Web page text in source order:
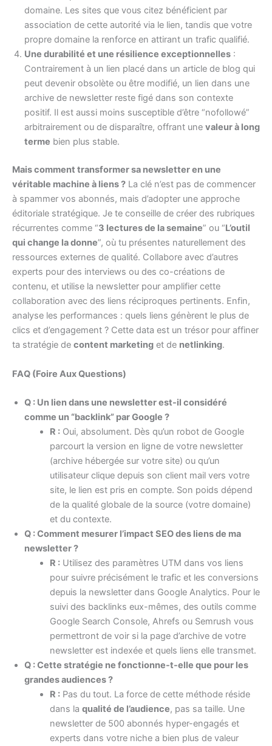
domaine. Les sites que vous citez bénéficient par
association de cette autorité via le lien, tandis que votre
propre domaine la renforce en attirant un trafic qualifié.
Une durabilité et une résilience exceptionnelles :
Contrairement à un lien placé dans un article de blog qui
peut devenir obsolète ou être modifié, un lien dans une
archive de newsletter reste figé dans son contexte
positif. Il est aussi moins susceptible d’être “nofollowé”
arbitrairement ou de disparaître, offrant une valeur à long
terme bien plus stable.
Mais comment transformer sa newsletter en une
véritable machine à liens ? La clé n’est pas de commencer
à spammer vos abonnés, mais d’adopter une approche
éditoriale stratégique. Je te conseille de créer des rubriques
récurrentes comme “3 lectures de la semaine” ou “L’outil
qui change la donne”, où tu présentes naturellement des
ressources externes de qualité. Collabore avec d’autres
experts pour des interviews ou des co-créations de
contenu, et utilise la newsletter pour amplifier cette
collaboration avec des liens réciproques pertinents. Enfin,
analyse les performances : quels liens génèrent le plus de
clics et d’engagement ? Cette data est un trésor pour affiner
ta stratégie de content marketing et de netlinking.
FAQ (Foire Aux Questions)
Q : Un lien dans une newsletter est-il considéré
comme un “backlink” par Google ?
R :Oui, absolument. Dès qu’un robot de Google
parcourt la version en ligne de votre newsletter
(archive hébergée sur votre site) ou qu’un
utilisateur clique depuis son client mail vers votre
site, le lien est pris en compte. Son poids dépend
de la qualité globale de la source (votre domaine)
et du contexte.
Q : Comment mesurer l’impact SEO des liens de ma
newsletter ?
R :Utilisez des paramètres UTM dans vos liens
pour suivre précisément le trafic et les conversions
depuis la newsletter dans Google Analytics. Pour le
suivi des backlinks eux-mêmes, des outils comme
Google Search Console, Ahrefs ou Semrush vous
permettront de voir si la page d’archive de votre
newsletter est indexée et quels liens elle transmet.
Q : Cette stratégie ne fonctionne-t-elle que pour les
grandes audiences ?
R :Pas du tout. La force de cette méthode réside
dans la qualité de l’audience, pas sa taille. Une
newsletter de 500 abonnés hyper-engagés et
experts dans votre niche a bien plus de valeur